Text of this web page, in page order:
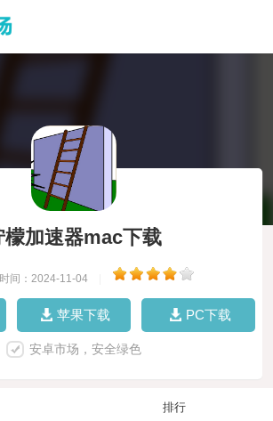
檬加速器mac下载
时间：2024-11-04
苹果下载 PC下载
安卓市场，安全绿色
排行